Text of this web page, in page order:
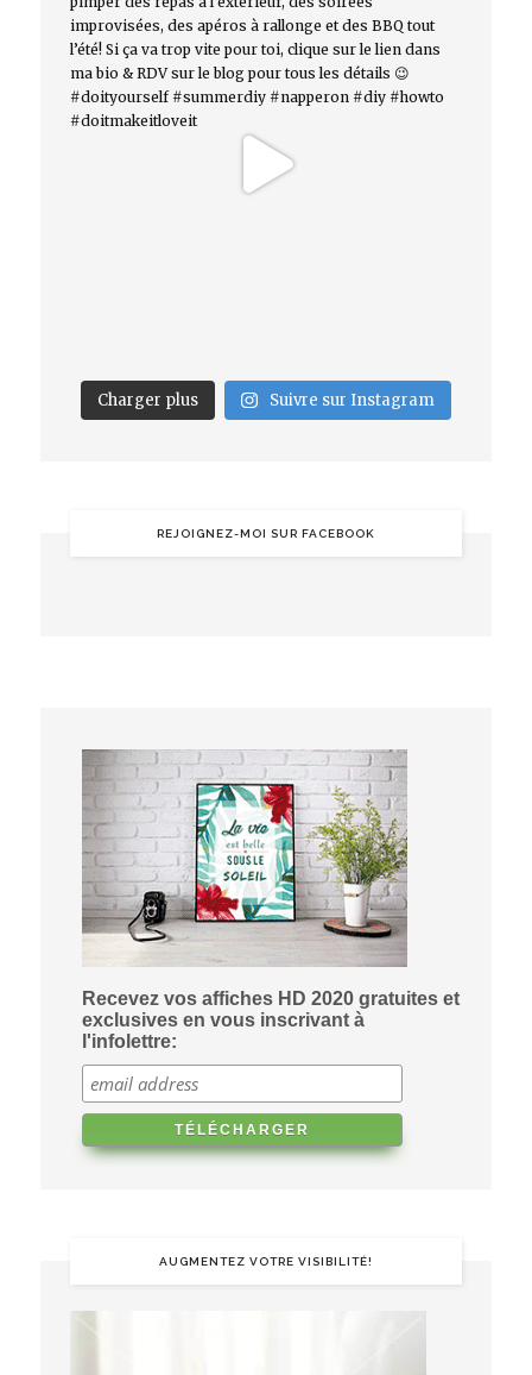
Charger plus Suivre sur Instagram
REJOIGNEZ-MOI SUR FACEBOOK
Recevez vos affiches HD 2020 gratuites et
exclusives en vous inscrivant à
l'infolettre:
AUGMENTEZ VOTRE VISIBILITÉ!